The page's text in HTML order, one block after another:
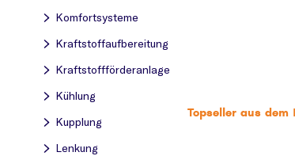
Komfortsysteme
Kraftstoff­aufbereitung
Kraftstoff­förderanlage
Kühlung
Kupplung
Lenkung
Topseller aus dem